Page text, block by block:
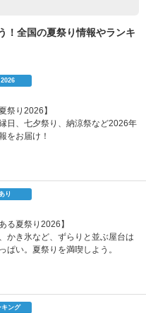
！全国の夏祭り情報やランキ
祭り2026】
日、七夕祭り、納涼祭など2026年
をお届け！
り
る夏祭り2026】
かき氷など、ずらりと並ぶ屋台は
ぱい。夏祭りを満喫しよう。
キング